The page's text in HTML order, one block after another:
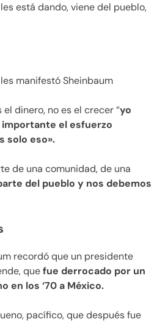
está dando, viene del pueblo,
manifestó Sheinbaum
el dinero, no es el crecer “yo
el esfuerzo
solo eso».
de una comunidad, de una
del pueblo y nos debemos
recordó que un presidente
quefue derrocado por un
en los ‘70 a México.
pacífico, que después fue